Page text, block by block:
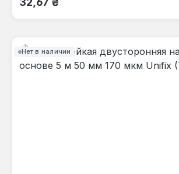
Нет в наличии